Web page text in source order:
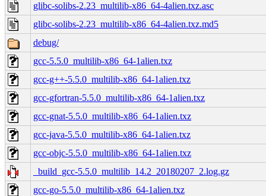
glibc-solibs-2.23_multilib-x86_64-4alien.txz.asc
glibc-solibs-2.23_multilib-x86_64-4alien.txz.md5
debug/
gcc-5.5.0_multilib-x86_64-1alien.txz
gcc-g++-5.5.0_multilib-x86_64-1alien.txz
gcc-gfortran-5.5.0_multilib-x86_64-1alien.txz
gcc-gnat-5.5.0_multilib-x86_64-1alien.txz
gcc-java-5.5.0_multilib-x86_64-1alien.txz
gcc-objc-5.5.0_multilib-x86_64-1alien.txz
_build_gcc-5.5.0_multilib_14.2_20180207_2.log.gz
gcc-go-5.5.0_multilib-x86_64-1alien.txz